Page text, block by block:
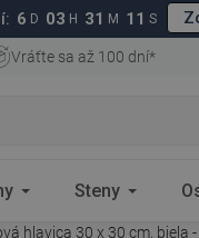
6 D 03 H 31 M 10 S
Vráťte sa až 100 dní*
Steny
hlavica 30 x 30 cm, biela